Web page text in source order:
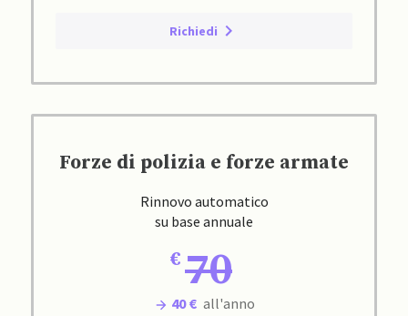
Richiedi
Forze di polizia e forze armate
Rinnovo automatico
su base annuale
70
40 € all'anno